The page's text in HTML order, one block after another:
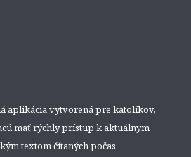
aplikácia vytvorená pre katolíkov,
mať rýchly prístup k aktuálnym
textom čítaných počas